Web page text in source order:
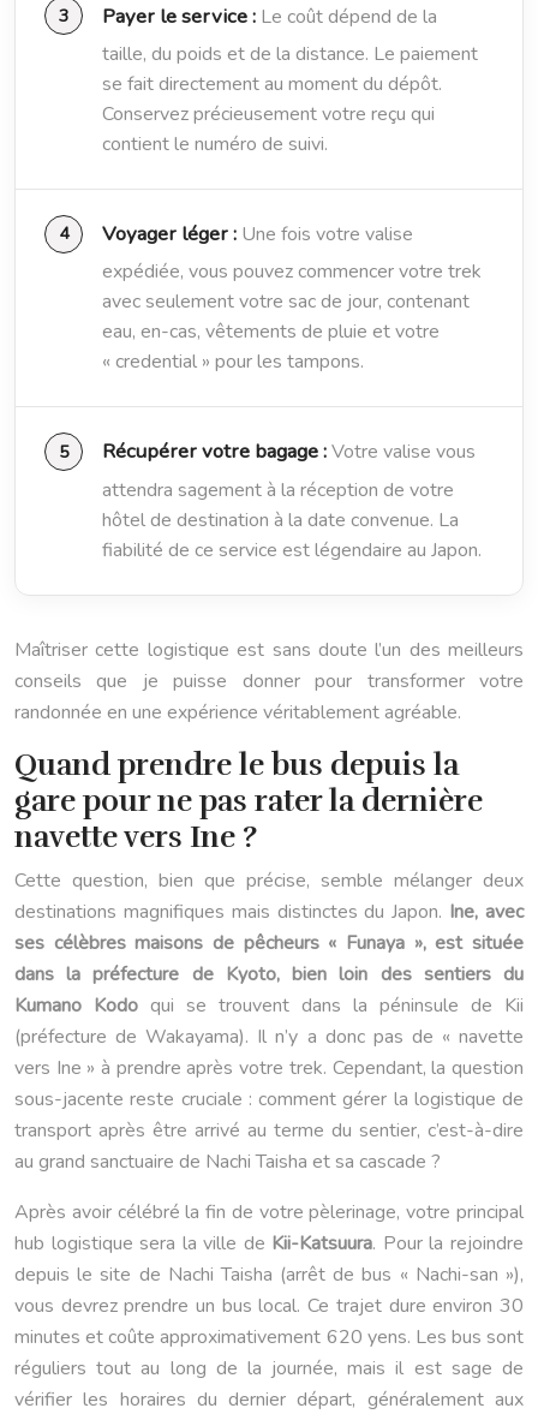
Payer le service : Le coût dépend de la
taille, du poids et de la distance. Le paiement
se fait directement au moment du dépôt.
Conservez précieusement votre reçu qui
contient le numéro de suivi.
Voyager léger : Une fois votre valise
expédiée, vous pouvez commencer votre trek
avec seulement votre sac de jour, contenant
eau, en-cas, vêtements de pluie et votre
« credential » pour les tampons.
Récupérer votre bagage :Votre valise vous
attendra sagement à la réception de votre
hôtel de destination à la date convenue. La
fiabilité de ce service est légendaire au Japon.
Maîtriser cette logistique est sans doute l’un des meilleurs
conseils que je puisse donner pour transformer votre
randonnée en une expérience véritablement agréable.
Quand prendre le bus depuis la
gare pour ne pas rater la dernière
navette vers Ine ?
Cette question, bien que précise, semble mélanger deux
destinations magnifiques mais distinctes du Japon. Ine, avec
ses célèbres maisons de pêcheurs « Funaya », est située
dans la préfecture de Kyoto, bien loin des sentiers du
Kumano Kodo qui se trouvent dans la péninsule de Kii
(préfecture de Wakayama). Il n’y a donc pas de « navette
vers Ine » à prendre après votre trek. Cependant, la question
sous-jacente reste cruciale : comment gérer la logistique de
transport après être arrivé au terme du sentier, c’est-à-dire
au grand sanctuaire de Nachi Taisha et sa cascade ?
Après avoir célébré la fin de votre pèlerinage, votre principal
hub logistique sera la ville de Kii-Katsuura. Pour la rejoindre
depuis le site de Nachi Taisha (arrêt de bus « Nachi-san »),
vous devrez prendre un bus local. Ce trajet dure environ 30
minutes et coûte approximativement 620 yens. Les bus sont
réguliers tout au long de la journée, mais il est sage de
vérifier les horaires du dernier départ, généralement aux